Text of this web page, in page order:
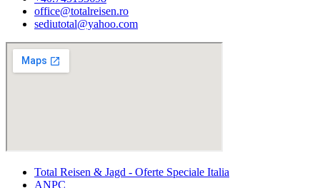
office@totalreisen.ro
sediutotal@yahoo.com
Total Reisen & Jagd - Oferte Speciale Italia
ANPC